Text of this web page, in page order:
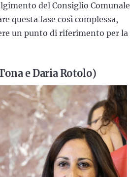
del Consiglio Comunale
questa fase così complessa,
un punto di riferimento per la
e Daria Rotolo)